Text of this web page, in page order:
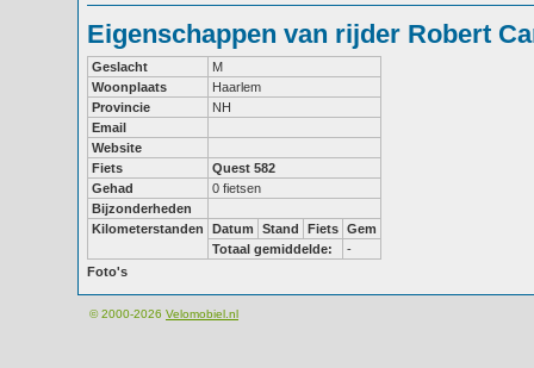
Eigenschappen van rijder Robert
Geslacht
M
Woonplaats
Haarlem
Provincie
NH
Email
Website
Fiets
Quest 582
Gehad
0 fietsen
Bijzonderheden
Kilometerstanden
Datum Stand Fiets Gem
Totaal gemiddelde:
-
Foto's
© 2000-2026 Velomobiel.nl